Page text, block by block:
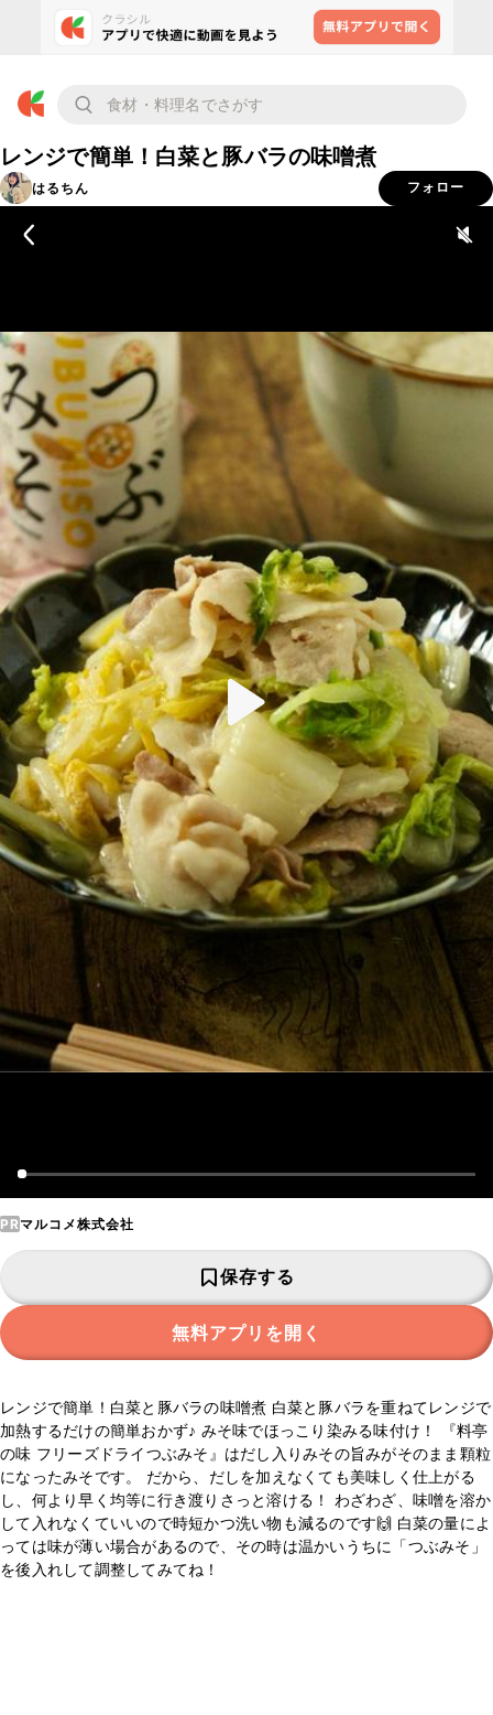
レンジで簡単！白菜と豚バラの味噌煮
はるちん フォロー
PRマルコメ株式会社
保存する
無料アプリを開く
レンジで簡単！白菜と豚バラの味噌煮 白菜と豚バラを重ねてレンジで
加熱するだけの簡単おかず♪ みそ味でほっこり染みる味付け！ 『料亭
の味 フリーズドライつぶみそ』はだし入りみその旨みがそのまま顆粒
になったみそです。 だから、だしを加えなくても美味しく仕上がる
し、何より早く均等に行き渡りさっと溶ける！ わざわざ、味噌を溶か
して入れなくていいので時短かつ洗い物も減るのです🙌 白菜の量によ
っては味が薄い場合があるので、その時は温かいうちに「つぶみそ」
を後入れして調整してみてね！